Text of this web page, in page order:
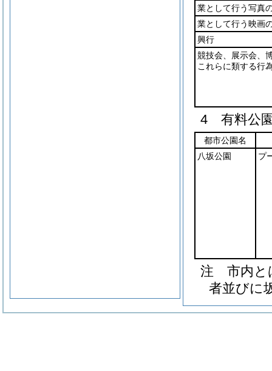
業として行う写真
業として行う映画
興行
競技会、展示会、
これらに類する行
4 有料公
都市公園名
八坂公園
プ
注 市内と
者並びに